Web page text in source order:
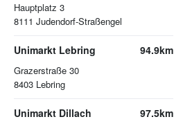
Hauptplatz 3
8111 Judendorf-Straßengel
Unimarkt Lebring
Grazerstraße 30
8403 Lebring
94.9km
Unimarkt Dillach 97.5km